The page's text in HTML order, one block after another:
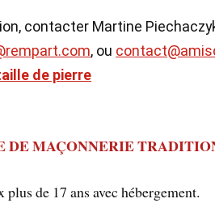
contacter Martine
, ou
de pierre
DE MAÇONNERIE
de 17 ans avec hébergement.